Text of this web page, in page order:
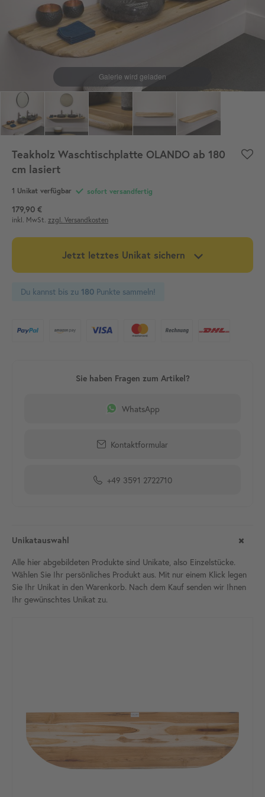
Teakholz Waschtischplatte OLANDO ab 180
cm lasiert
1 Unikat verfügbar sofort versandfertig
179,90 €
inkl. MwSt. zzgl. Versandkosten
Jetzt letztes Unikat sichern
Du kannst bis zu 180 Punkte sammeln!
WhatsApp
Kontaktformular
+49 3591 2722710
Unikatauswahl
Alle hier abgebildeten Produkte sind Unikate, also Einzelstücke.
Wählen Sie Ihr persönliches Produkt aus. Mit nur einem Klick legen
Sie Ihr Unikat in den Warenkorb. Nach dem Kauf senden wir Ihnen
Ihr gewünschtes Unikat zu.